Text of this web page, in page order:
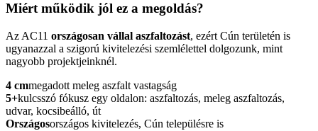
Miért működik jól ez a megoldás?
Az AC11 országosan vállal aszfaltozást, ezért Cún területén is
ugyanazzal a szigorú kivitelezési szemlélettel dolgozunk, mint
nagyobb projektjeinknél.
4 cmmegadott meleg aszfalt vastagság
5+kulcsszó fókusz egy oldalon: aszfaltozás, meleg aszfaltozás,
udvar, kocsibeálló, út
Országosországos kivitelezés, Cún településre is